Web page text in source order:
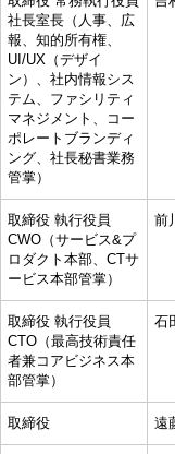
社長室長（人事、広
報、知的所有権、
UI/UX（デザイ
ン）、社内情報シス
テム、ファシリティ
マネジメント、コー
ポレートブランディ
ング、社長秘書業務
管掌）
取締役 執行役員
CWO（サービス&プ
ロダクト本部、CTサ
ービス本部管掌）
前
取締役 執行役員
CTO（最高技術責任
者兼コアビジネス本
部管掌）
石
取締役 遠